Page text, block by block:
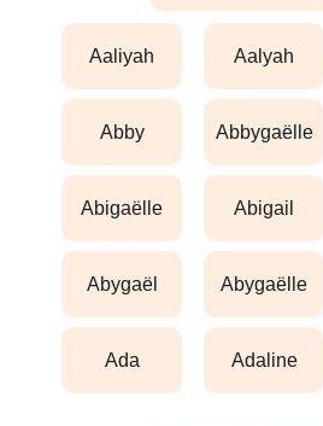
aaliyah aalyah
abby abbygaëlle
abigaëlle abigail
abygaël abygaëlle
ada adaline